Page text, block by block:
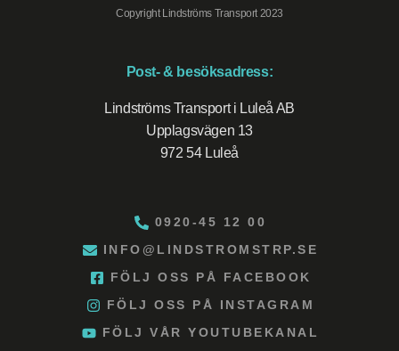
Copyright Lindströms Transport 2023
Post- & besöksadress:
Lindströms Transport i Luleå AB
Upplagsvägen 13
972 54 Luleå
0920-45 12 00
INFO@LINDSTROMSTRP.SE
FÖLJ OSS PÅ FACEBOOK
FÖLJ OSS PÅ INSTAGRAM
FÖLJ VÅR YOUTUBEKANAL